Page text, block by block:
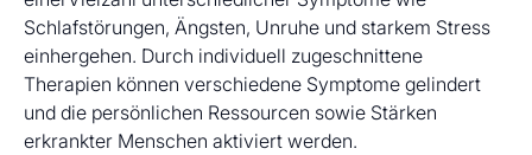
Schlafstörungen, Ängsten, Unruhe und starkem Stress
einhergehen. Durch individuell zugeschnittene
Therapien können verschiedene Symptome gelindert
und die persönlichen Ressourcen sowie Stärken
erkrankter Menschen aktiviert werden.